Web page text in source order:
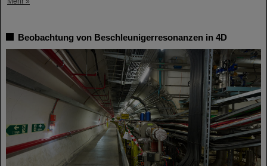
Beobachtung von Beschleunigerresonanzen in 4D